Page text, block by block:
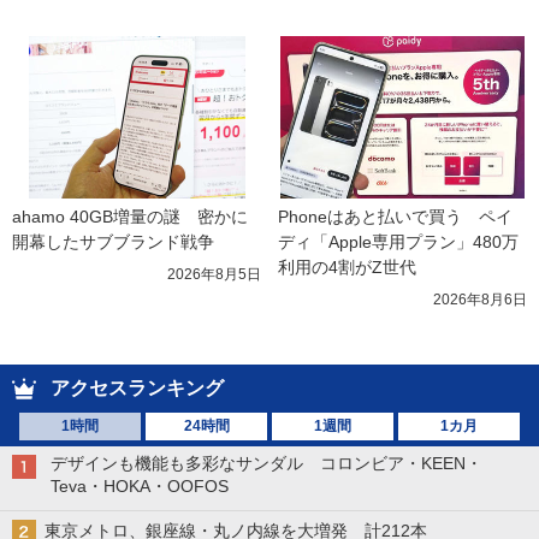
ahamo 40GB増量の謎　密かに
開幕したサブブランド戦争
2026年8月5日
Phoneはあと払いで買う　ペイ
ディ「Apple専用プラン」480万
利用の4割がZ世代
2026年8月6日
アクセスランキング
1時間 24時間 1週間 1カ月
デザインも機能も多彩なサンダル コロンビア・KEEN・
Teva・HOKA・OOFOS
東京メトロ、銀座線・丸ノ内線を大増発 計212本